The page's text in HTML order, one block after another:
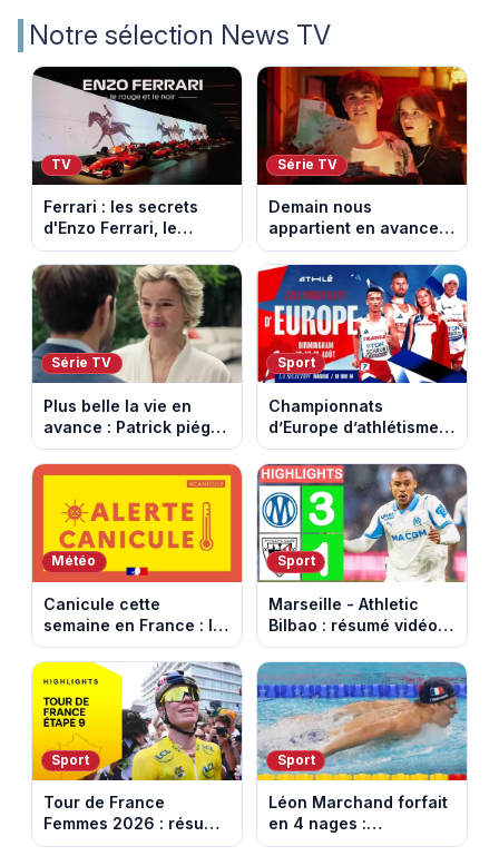
Notre sélection News TV
TV
Ferrari : les secrets
d'Enzo Ferrari, le
fondateur de la
marque mythique au
cheval cabré
Série TV
Demain nous
appartient en avance :
Alex face à un choix
décisif. Episode du 11
août 2026.
Série TV
Plus belle la vie en
avance : Patrick piégé
par la DGSE. Episode
du 11 août 2026
Sport
Championnats
d’Europe d’athlétisme
2026 : le programme
complet à Birmingham
sur France Télévisions
Météo
Canicule cette
semaine en France : le
pic de chaleur attendu
entre mercredi et jeudi
Sport
Marseille - Athletic
Bilbao : résumé vidéo
du match amical au
Stade Vélodrome (9
août 2026)
Sport
Tour de France
Femmes 2026 : résumé
vidéo de la dernière
Sport
Léon Marchand forfait
en 4 nages :
découvrez son